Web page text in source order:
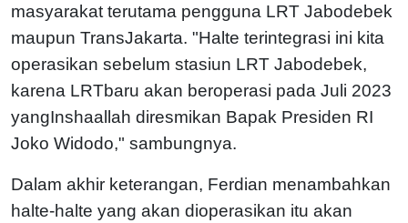
masyarakat terutama pengguna LRT Jabodebek
maupun TransJakarta. "Halte terintegrasi ini kita
operasikan sebelum stasiun LRT Jabodebek,
karena LRTbaru akan beroperasi pada Juli 2023
yangInshaallah diresmikan Bapak Presiden RI
Joko Widodo," sambungnya.
Dalam akhir keterangan, Ferdian menambahkan
halte-halte yang akan dioperasikan itu akan